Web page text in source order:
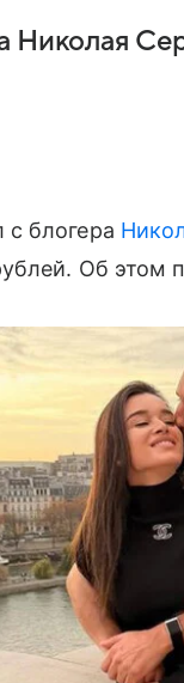
Николая
с блогера
Об этом